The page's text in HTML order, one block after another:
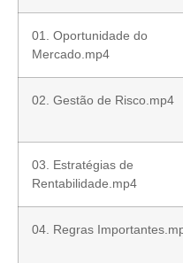
01. Oportunidade do
Mercado.mp4
02. Gestão de Risco.mp4
03. Estratégias de
Rentabilidade.mp4
04. Regras